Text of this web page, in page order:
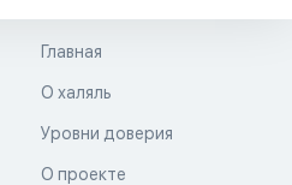
Главная
О халяль
Уровни доверия
О проекте